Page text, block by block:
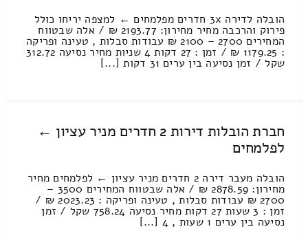
הובלה לדירה 3x חדרים מפלמחים ← למצפה יריחו כולל
פירוק והרכבה מחיר מחירון: 2193.77 ₪ / אלה שבטווח
המחירים 2700 – 2100 ₪ עבודות סבלות , טעינה ופריקה
: 1179.25 ₪ / זמן : 27 דקות 4 שניות מחיר נסיעה 312.72
שקל / זמן נסיעה בין ערים 31 דקות [...]
חברת הובלות דירות 2 חדרים מניר עציון ←
לפלמחים
הובלה מעבר דירה 2 חדרים מניר עציון ← לפלמחים מחיר
מחירון: 2878.59 ₪ / אלה שבטווח המחירים 3500 –
2700 ₪ עבודות סבלות , טעינה ופריקה : 2023.23 ₪ /
זמן : 3 שעות 27 דקות מחיר נסיעה 758.24 שקל / זמן
נסיעה בין ערים 1 שעות , 4 [...]